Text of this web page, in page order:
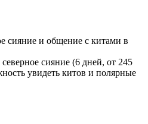
сияние и общение с китами в
сияние (6 дней, от 245
увидеть китов и полярные